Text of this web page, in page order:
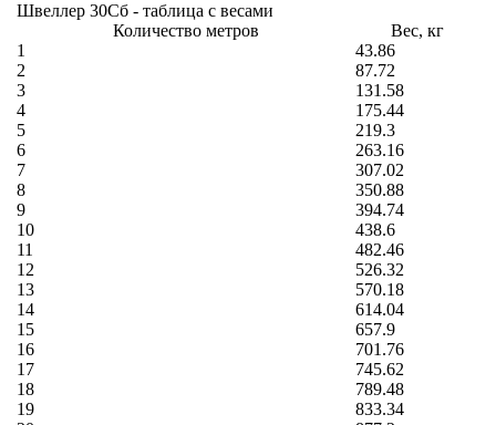
Швеллер 30Сб - таблица с весами
Количество метров
Вес, кг
1
43.86
2
87.72
3
131.58
4
175.44
5
219.3
6
263.16
7
307.02
8
350.88
9
394.74
10
438.6
11
482.46
12
526.32
13
570.18
14
614.04
15
657.9
16
701.76
17
745.62
18
789.48
19
833.34